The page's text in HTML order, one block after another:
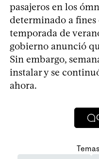
pasajeros en los
determinado a fines
temporada de
gobierno anunció
Sin embargo,
instalar y se
ahora.